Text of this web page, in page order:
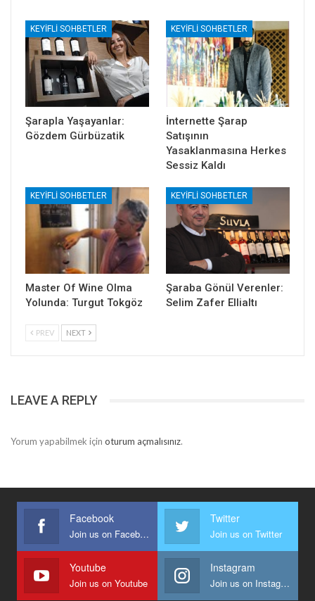
KEYIFLI SOHBETLER
Şarapla Yaşayanlar:
Gözdem Gürbüzatik
KEYIFLI SOHBETLER
İnternette Şarap
Satışının
Yasaklanmasına Herkes
Sessiz Kaldı
KEYIFLI SOHBETLER
Master Of Wine Olma
Yolunda: Turgut Tokgöz
KEYIFLI SOHBETLER
Şaraba Gönül Verenler:
Selim Zafer Ellialtı
PREV NEXT
LEAVE A REPLY
Yorum yapabilmek için oturum açmalısınız.
Facebook
Join us on Facebook
Twitter
Join us on Twitter
Youtube
Join us on Youtube
Instagram
Join us on Instagram